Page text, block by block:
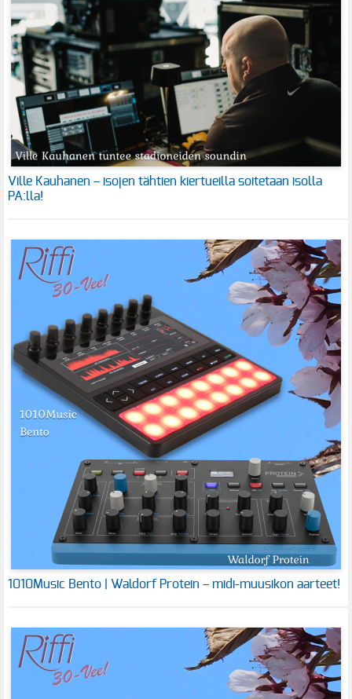
Ville Kauhanen – isojen tähtien kiertueilla soitetaan isolla
PA:lla!
1010Music Bento | Waldorf Protein – midi-muusikon aarteet!